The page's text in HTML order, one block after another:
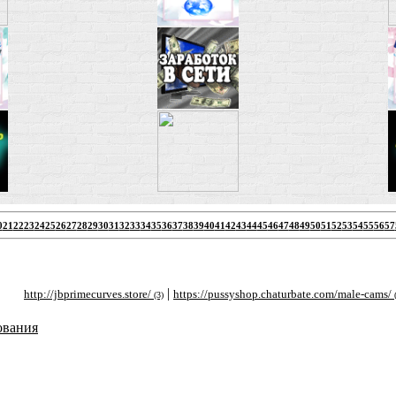
21222324252627282930313233343536373839404142434445464748495051525354555657
jbprimecurves.store/(3) |https://pussyshop.chaturbate.com/male-cams/(2)|